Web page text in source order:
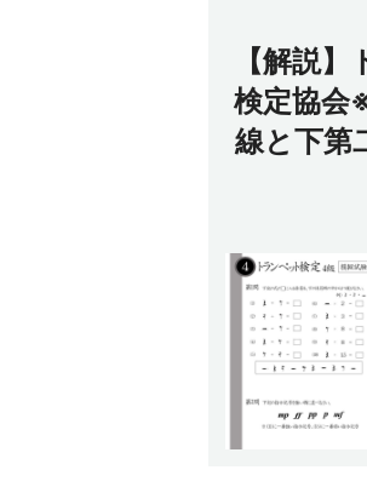
【解説
検定協会
線と下第